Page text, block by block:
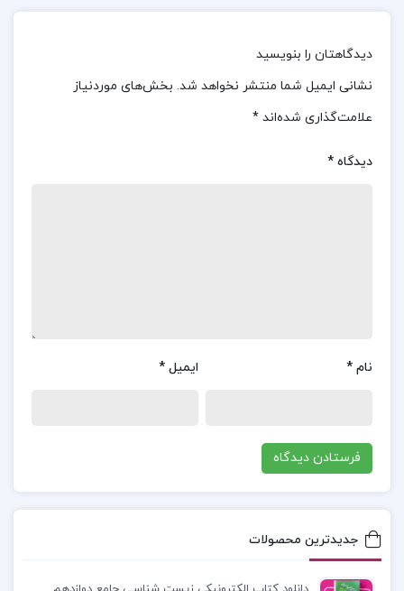
داستان ارتباط برقرار کنند. با این حال، برخی از منتقدان
دنبال درک فلسفی و روان‌شناختی داستان هستند،
منبعی ارزشمند و جذاب به شمار می‌آید.
این قسمت، او به تحلیل توجیهات خود برای قتل و
عملش بلکه افکارش نیز تحت تأثیر این جنایت قرار
گرفته است. این بخش به خوبی نشان‌دهنده‌ی عمق
داستایفسکی به تصویر می‌کشد.
دیدگاهتان را بنویسید
نشانی ایمیل شما منتشر نخواهد شد. بخش‌های موردنیاز
علامت‌گذاری شده‌اند *
دیدگاه *
نام * ایمیل *
جدیدترین محصولات